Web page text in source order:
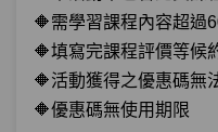
🔶需學習課程內容超過
🔶填寫完課程評價等候
🔶活動獲得之優惠碼無
🔶優惠碼無使用期限